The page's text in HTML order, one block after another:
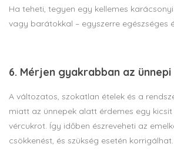
Ha teheti, tegyen egy kellemes
vagy barátokkal – egyszerre egészséges
6. Mérjen gyakrabban az
A változatos, szokatlan ételek és a
miatt az ünnepek alatt érdemes egy
vércukrot. Így időben észreveheti az
csökkenést, és szükség esetén korrigálhat.